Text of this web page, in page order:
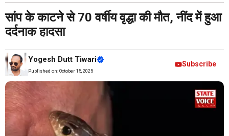
दर्दनाक हादसा
सांप के काटने से 70 वर्षीय वृद्धा की मौत, नींद में हुआ
दर्दनाक हादसा
Yogesh Dutt Tiwari
Published on: October 15, 2025
Subscribe